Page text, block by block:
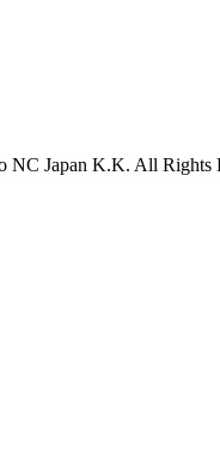
Japan K.K. All Rights